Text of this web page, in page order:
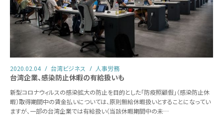
2020.02.04 台湾ビジネス 人事労務
台湾企業、感染防止休暇の有給扱いも
新型コロナウィルスの感染拡大の防止を目的とした「防疫照顧假」（感染防止休
暇）取得期間中の賃金払いについては、原則無給休暇扱いとすることになってい
ますが、一部の台湾企業では有給扱い（当該休暇期間中の未…